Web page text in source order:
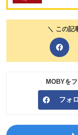
＼ この記
MOBYを
フォ